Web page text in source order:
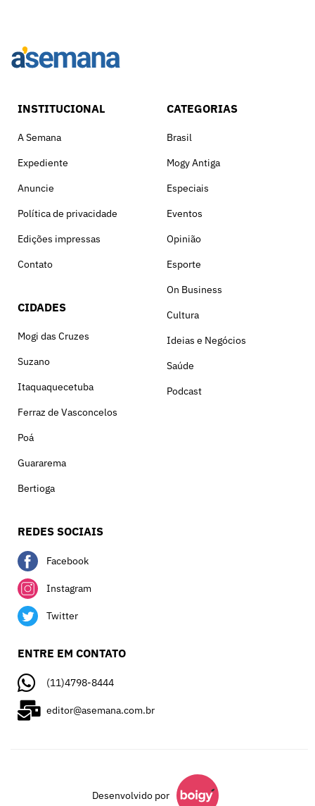
INSTITUCIONAL
A Semana
Expediente
Anuncie
Política de privacidade
Edições impressas
Contato
CIDADES
Mogi das Cruzes
Suzano
Itaquaquecetuba
Ferraz de Vasconcelos
Poá
Guararema
Bertioga
CATEGORIAS
Brasil
Mogy Antiga
Especiais
Eventos
Opinião
Esporte
On Business
Cultura
Ideias e Negócios
Saúde
Podcast
REDES SOCIAIS
Facebook
Instagram
Twitter
ENTRE EM CONTATO
(11)4798-8444
editor@asemana.com.br
Desenvolvido por